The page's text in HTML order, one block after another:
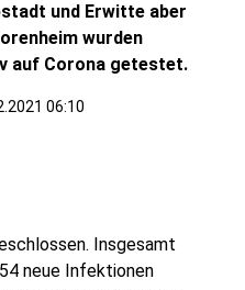
und Erwitte aber
wurden
auf Corona getestet.
06:10
Insgesamt
neue Infektionen